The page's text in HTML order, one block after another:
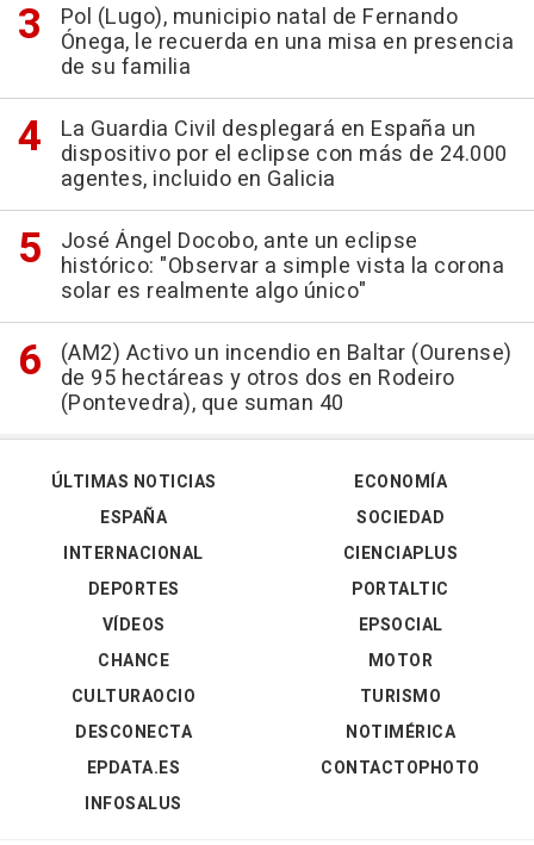
Pol (Lugo), municipio natal de Fernando
Ónega, le recuerda en una misa en presencia
de su familia
La Guardia Civil desplegará en España un
dispositivo por el eclipse con más de 24.000
agentes, incluido en Galicia
José Ángel Docobo, ante un eclipse
histórico: "Observar a simple vista la corona
solar es realmente algo único"
(AM2) Activo un incendio en Baltar (Ourense)
de 95 hectáreas y otros dos en Rodeiro
(Pontevedra), que suman 40
ÚLTIMAS NOTICIAS
ESPAÑA
INTERNACIONAL
DEPORTES
VÍDEOS
ECONOMÍA
SOCIEDAD
CIENCIAPLUS
PORTALTIC
EPSOCIAL
CHANCE
CULTURAOCIO
DESCONECTA
EPDATA.ES
INFOSALUS
MOTOR
TURISMO
NOTIMÉRICA
CONTACTOPHOTO